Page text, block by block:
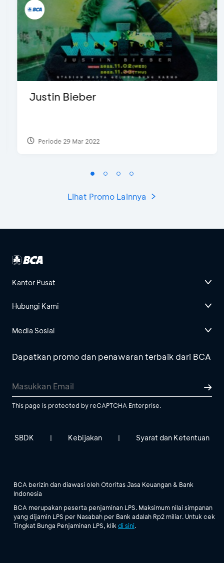
Justin Bieber
Periode 29 Mar 2022
Lihat Promo Lainnya
Kantor Pusat
Hubungi Kami
Media Sosial
Dapatkan promo dan penawaran terbaik dari BCA
This page is protected by reCAPTCHA Enterprise.
SBDK | Kebijakan | Syarat dan Ketentuan
BCA berizin dan diawasi oleh Otoritas Jasa Keuangan & Bank
Indonesia
BCA merupakan peserta penjaminan LPS. Maksimum nilai simpanan
yang dijamin LPS per Nasabah per Bank adalah Rp2 miliar. Untuk cek
Tingkat Bunga Penjaminan LPS, klik di sini.